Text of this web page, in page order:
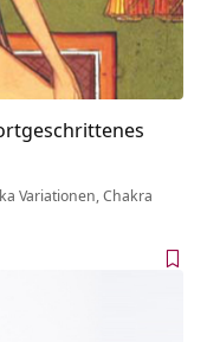
Variationen, Chakra